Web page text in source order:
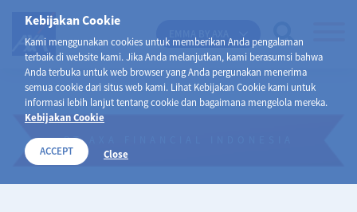
Kebijakan Cookie
Kami menggunakan cookies untuk memberikan Anda pengalaman
terbaik di website kami. Jika Anda melanjutkan, kami berasumsi bahwa
Anda terbuka untuk web browser yang Anda pergunakan menerima
semua cookie dari situs web kami. Lihat Kebijakan Cookie kami untuk
informasi lebih lanjut tentang cookie dan bagaimana mengelola mereka.
Kebijakan Cookie
ACCEPT Close
PT AXA FINANCIAL INDONESIA